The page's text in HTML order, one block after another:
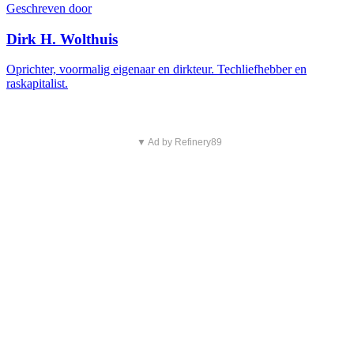
Geschreven door
Dirk H. Wolthuis
Oprichter, voormalig eigenaar en dirkteur. Techliefhebber en
raskapitalist.
▼ Ad by Refinery89